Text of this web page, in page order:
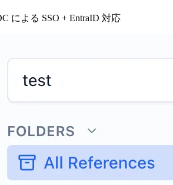
による SSO + EntraID 対応